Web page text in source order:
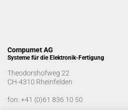
Compumet AG
Systeme für die Elektronik-Fertigung
Theodorshofweg 22
CH-4310 Rheinfelden
fon: +41 (0)61 836 10 50